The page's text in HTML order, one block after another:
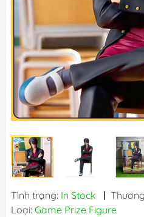
Tình trạng: In Stock |
Loại: Game Prize Figure